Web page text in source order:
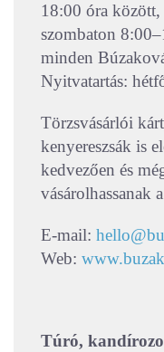
18:00 óra
szombaton
minden
Nyitvatartás:
Törzsvásárlói
kenyereszsák is
kedvezően és
vásárolhassanak
E-mail:
Web:
Túró,